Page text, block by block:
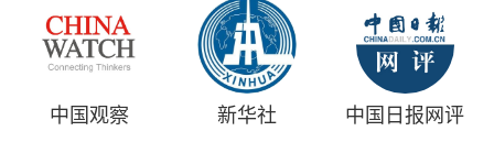
中国观察 新华社 中国日报网评